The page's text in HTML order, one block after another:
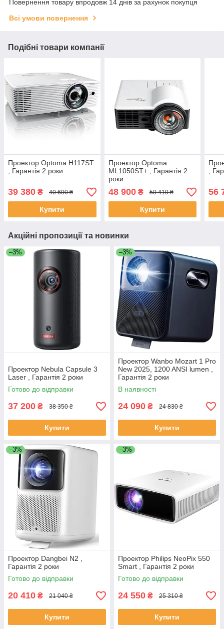
Повернення товару впродовж 14 днів за рахунок покупця
Всі умови повернення
Подібні товари компанії
Проектор Optoma H117ST
, Гарантія 2 роки
39 380 ₴ 40 600 ₴
Купити
Проектор Optoma
ML1050ST+ , Гарантія 2
роки
48 900₴ 50 410 ₴
Купити
,
56
Акційні пропозиції та новинки
–3%
Проектор Nebula Capsule 3
Laser , Гарантія 2 роки
Готово до відправки
37 200 ₴ 38 350 ₴
Купити
–3%
Проектор Wanbo Mozart 1 Pro
New 2025, 1200 ANSI lumen ,
Гарантія 2 роки
В наявності
24 090 ₴ 24 830 ₴
Купити
–3%
Проектор Dangbei N2 ,
Гарантія 2 роки
Готово до відправки
20 410 ₴ 21 040 ₴
Купити
–3%
Проектор Philips NeoPix 550
Smart , Гарантія 2 роки
Готово до відправки
24 550 ₴ 25 310 ₴
Купити